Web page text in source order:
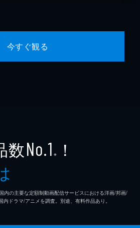
今すぐ観る
数No.1 ※ ！
の主要な定額制動画配信サービスにおける洋画/邦画/
ドラマ/アニメを調査。別途、有料作品あり。